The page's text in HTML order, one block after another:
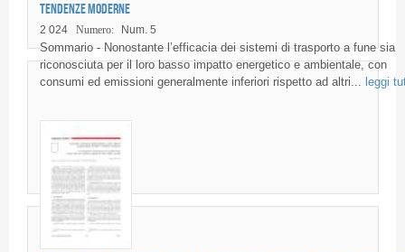
tendenze moderne
2 024 Numero: Num. 5
Sommario - Nonostante l’efficacia dei sistemi di trasporto a fune sia
riconosciuta per il loro basso impatto energetico e ambientale, con
consumi ed emissioni generalmente inferiori rispetto ad altri...
leggi